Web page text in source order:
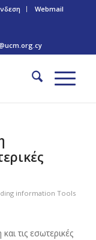
Webmail
information Tools
τις εσωτερικές